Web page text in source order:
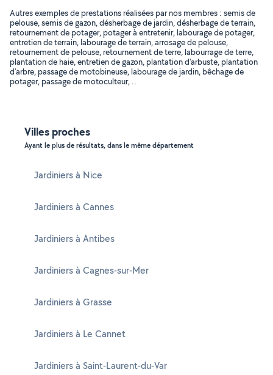
Autres exemples de prestations réalisées par nos membres : semis de
pelouse, semis de gazon, désherbage de jardin, désherbage de terrain,
retournement de potager, potager à entretenir, labourage de potager,
entretien de terrain, labourage de terrain, arrosage de pelouse,
retournement de pelouse, retournement de terre, labourrage de terre,
plantation de haie, entretien de gazon, plantation d'arbuste, plantation
d'arbre, passage de motobineuse, labourage de jardin, bêchage de
potager, passage de motoculteur, ..
Villes proches
Ayant le plus de résultats, dans le même département
Jardiniers à Nice
Jardiniers à Cannes
Jardiniers à Antibes
Jardiniers à Cagnes-sur-Mer
Jardiniers à Grasse
Jardiniers à Le Cannet
Jardiniers à Saint-Laurent-du-Var